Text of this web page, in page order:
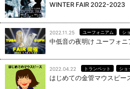
WINTER FAIR 2022-2023
2022.11.25 ユーフォニアム シ
中低音の夜明け ユーフォ
2022.04.22 トランペット ショ
はじめての金管マウスピー